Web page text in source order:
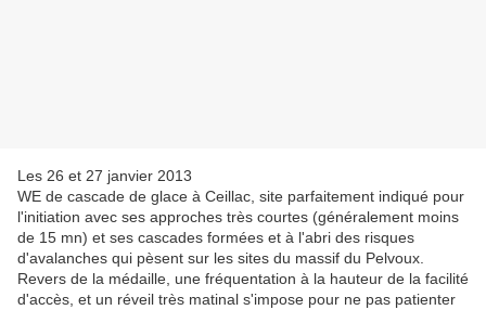
Les 26 et 27 janvier 2013
WE de cascade de glace à Ceillac, site parfaitement indiqué pour
l'initiation avec ses approches très courtes (généralement moins
de 15 mn) et ses cascades formées et à l'abri des risques
d'avalanches qui pèsent sur les sites du massif du Pelvoux.
Revers de la médaille, une fréquentation à la hauteur de la facilité
d'accès, et un réveil très matinal s'impose pour ne pas patienter